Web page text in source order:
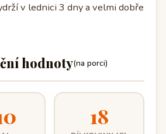
v lednici 3 dny a velmi dobře
hodnoty(na porci)
18